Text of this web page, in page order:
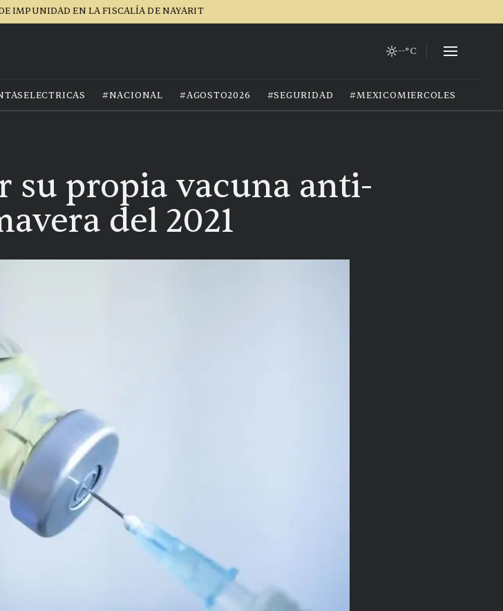
IMPUNIDAD EN LA FISCALÍA DE NAYARIT
--°C
#NACIONAL #AGOSTO2026 #SEGURIDAD #MEXICOMIERCOLES
su propia vacuna anti-
del 2021